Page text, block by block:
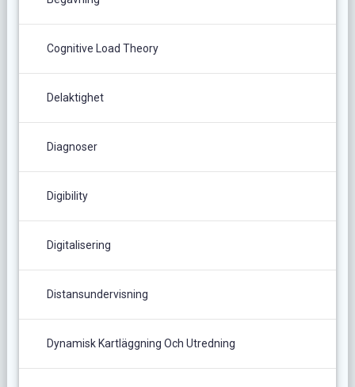
Cognitive Load Theory
Delaktighet
Diagnoser
Digibility
Digitalisering
Distansundervisning
Dynamisk Kartläggning Och Utredning